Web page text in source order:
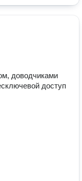
доводчиками
доступ